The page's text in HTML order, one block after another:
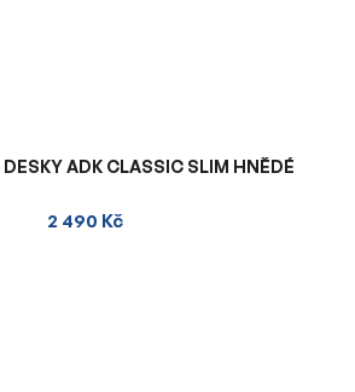
ADK CLASSIC SLIM HNĚDÉ
2 490 Kč